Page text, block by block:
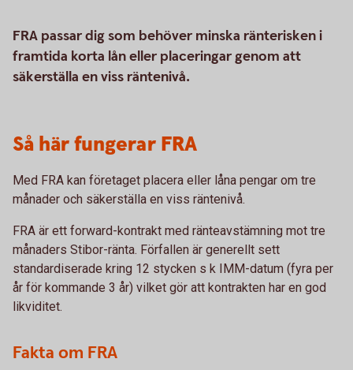
FRA passar dig som behöver minska ränterisken i
framtida korta lån eller placeringar genom att
säkerställa en viss räntenivå.
Så här fungerar FRA
Med FRA kan företaget placera eller låna pengar om tre
månader och säkerställa en viss räntenivå.
FRA är ett forward-kontrakt med ränteavstämning mot tre
månaders Stibor-ränta. Förfallen är generellt sett
standardiserade kring 12 stycken s k IMM-datum (fyra per
år för kommande 3 år) vilket gör att kontrakten har en god
likviditet.
Fakta om FRA